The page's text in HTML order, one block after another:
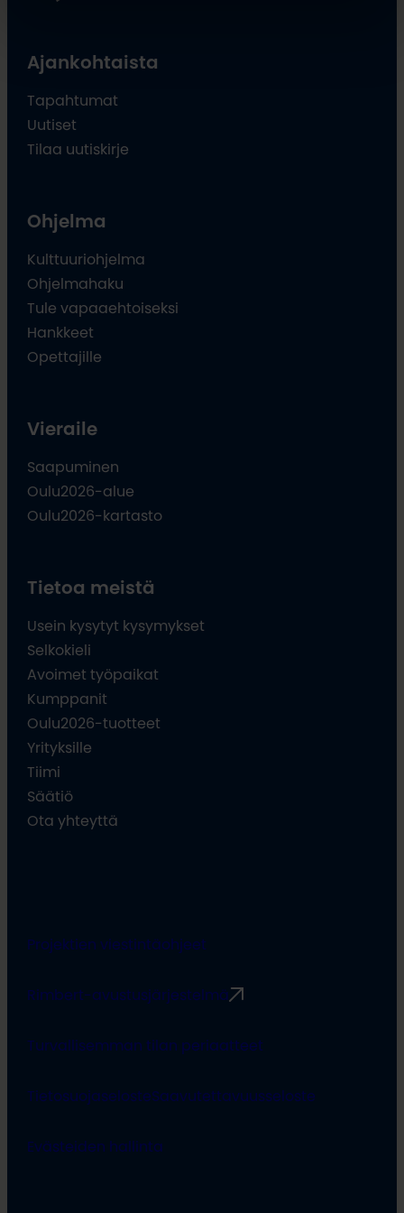
Ajankohtaista
Tapahtumat
Uutiset
Tilaa uutiskirje
Ohjelma
Kulttuuriohjelma
Ohjelmahaku
Tule vapaaehtoiseksi
Hankkeet
Opettajille
Vieraile
Saapuminen
Oulu2026-alue
Oulu2026-kartasto
Tietoa meistä
Usein kysytyt kysymykset
Selkokieli
Avoimet työpaikat
Kumppanit
Oulu2026-tuotteet
Yrityksille
Tiimi
Säätiö
Ota yhteyttä
Projektien viestintäohjeet
Rimbert-avustusjärjestelmä
Turvallisemman tilan periaatteet
TietosuojaselosteSaavutettavuusseloste
Evästeiden hallinta